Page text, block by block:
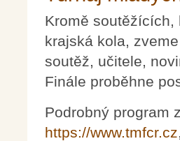
Kromě
krajská kola,
soutěž, učitele,
Finále proběhne
Podrobný program
https://www.tmfcr.cz